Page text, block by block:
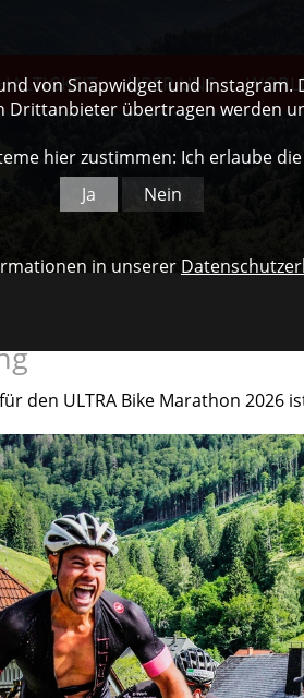
ÜBER UNS
den ULTRA Bike Marathon 2026
von Snapwidget und Instagram.
übertragen werden
hier zustimmen: Ich erlaube
Ja
Nein
in unserer